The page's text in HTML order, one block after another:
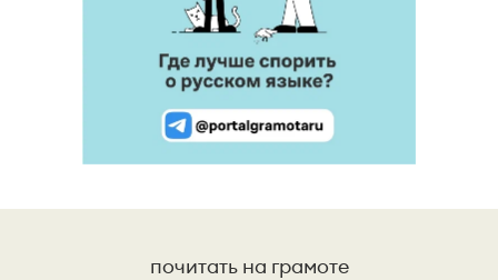
почитать на грамоте